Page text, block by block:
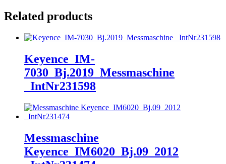
Related products
Keyence_IM-
7030_Bj.2019_Messmaschine
_IntNr231598
Messmaschine
Keyence_IM6020_Bj.09_2012